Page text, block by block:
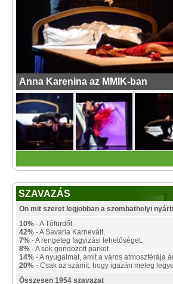
Anna Karenina az MMIK-ban
SZAVAZÁS
Ön mit szeret legjobban a szombathelyi
10% - A Tófürdőt.
42% - A Savaria Karnevált.
7% - A rengeteg fagyizási lehetőséget.
8% - A sok gondozott parkot.
14% - A nyugalmat, amit a város atmoszférája
20% - Csak az számít, hogy igazán meleg
Összesen 1954 szavazat